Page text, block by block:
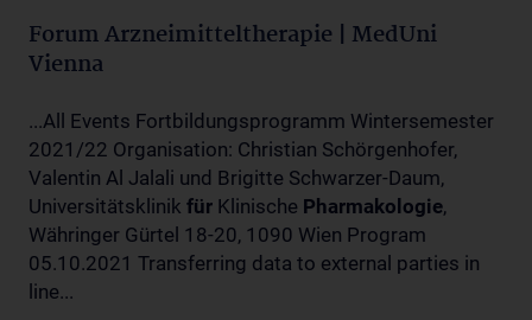
Forum Arzneimitteltherapie | MedUni
Vienna
...All Events Fortbildungsprogramm Wintersemester
2021/22 Organisation: Christian Schörgenhofer,
Valentin Al Jalali und Brigitte Schwarzer-Daum,
Universitätsklinik für Klinische Pharmakologie,
Währinger Gürtel 18-20, 1090 Wien Program
05.10.2021 Transferring data to external parties in
line...